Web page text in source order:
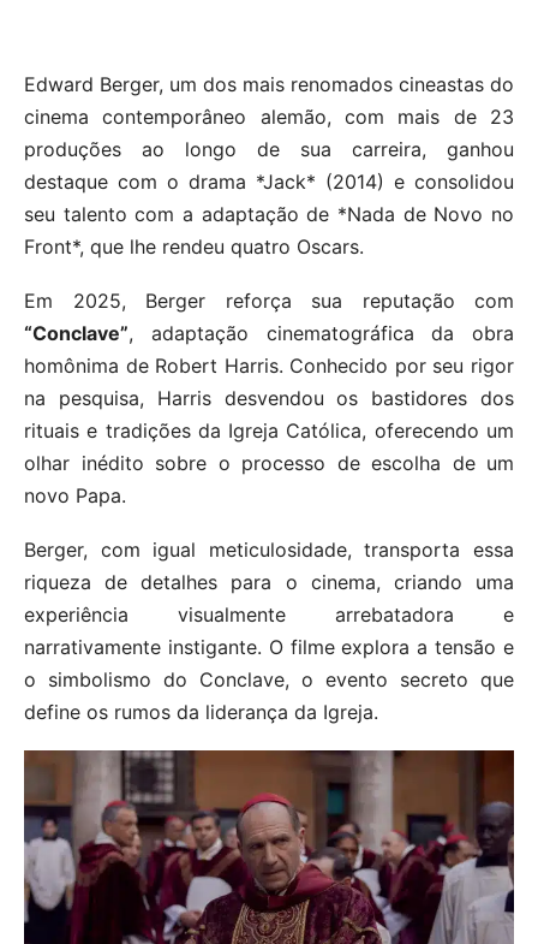
Edward Berger, um dos mais renomados cineastas do
cinema contemporâneo alemão, com mais de 23
produções ao longo de sua carreira, ganhou
destaque com o drama *Jack* (2014) e consolidou
seu talento com a adaptação de *Nada de Novo no
Front*, que lhe rendeu quatro Oscars.
Em 2025, Berger reforça sua reputação com
“Conclave”, adaptação cinematográfica da obra
homônima de Robert Harris. Conhecido por seu rigor
na pesquisa, Harris desvendou os bastidores dos
rituais e tradições da Igreja Católica, oferecendo um
olhar inédito sobre o processo de escolha de um
novo Papa.
Berger, com igual meticulosidade, transporta essa
riqueza de detalhes para o cinema, criando uma
experiência visualmente arrebatadora e
narrativamente instigante. O filme explora a tensão e
o simbolismo do Conclave, o evento secreto que
define os rumos da liderança da Igreja.